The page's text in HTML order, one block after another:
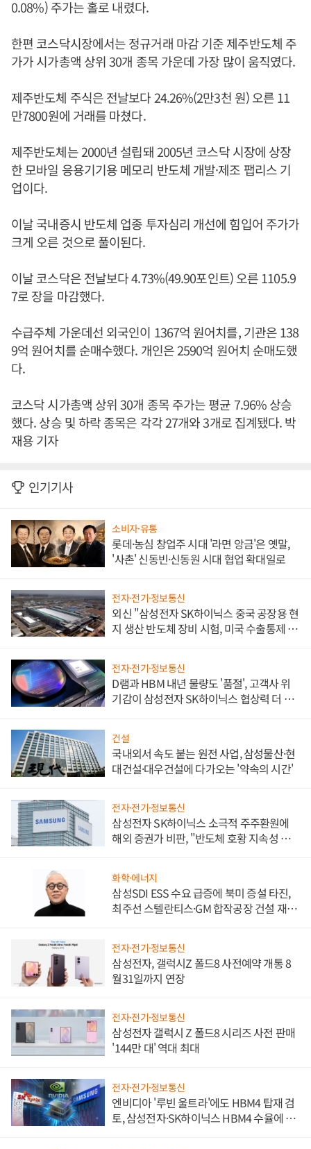
0.08%) 주가는 홀로 내렸다.
한편 코스닥시장에서는 정규거래 마감 기준 제주반도체 주
가가 시가총액 상위 30개 종목 가운데 가장 많이 움직였다.
제주반도체 주식은 전날보다 24.26%(2만3천 원) 오른 11
만7800원에 거래를 마쳤다.
제주반도체는 2000년 설립돼 2005년 코스닥 시장에 상장
한 모바일 응용기기용 메모리 반도체 개발·제조 팹리스 기
업이다.
이날 국내증시 반도체 업종 투자심리 개선에 힘입어 주가가
크게 오른 것으로 풀이된다.
이날 코스닥은 전날보다 4.73%(49.90포인트) 오른 1105.9
7로 장을 마감했다.
수급주체 가운데선 외국인이 1367억 원어치를, 기관은 138
9억 원어치를 순매수했다. 개인은 2590억 원어치 순매도했
다.
코스닥 시가총액 상위 30개 종목 주가는 평균 7.96% 상승
했다. 상승 및 하락 종목은 각각 27개와 3개로 집계됐다. 박
재용 기자
인기기사
소비자·유통
롯데·농심 창업주 시대 '라면 앙금'은 옛말,
'사촌' 신동빈·신동원 시대 협업 확대일로
전자·전기·정보통신
외신 "삼성전자 SK하이닉스 중국 공장용 현
지 생산 반도체 장비 시험, 미국 수출통제 대
전자·전기·정보통신
D램과 HBM 내년 물량도 '품절', 고객사 위
기감이 삼성전자 SK하이닉스 협상력 더 키
건설
국내외서 속도 붙는 원전 사업, 삼성물산·현
대건설·대우건설에 다가오는 '약속의 시간'
전자·전기·정보통신
삼성전자 SK하이닉스 소극적 주주환원에
해외 증권가 비판, "반도체 호황 지속성 의
화학·에너지
삼성SDI ESS 수요 급증에 북미 증설 타진,
최주선 스텔란티스·GM 합작공장 건설 재추
전자·전기·정보통신
삼성전자, 갤럭시Z 폴드8 사전예약 개통 8
월31일까지 연장
전자·전기·정보통신
삼성전자 갤럭시 Z 폴드8 시리즈 사전 판매
'144만 대' 역대 최대
전자·전기·정보통신
엔비디아 '루빈 울트라'에도 HBM4 탑재 검
토, 삼성전자·SK하이닉스 HBM4 수율에 주